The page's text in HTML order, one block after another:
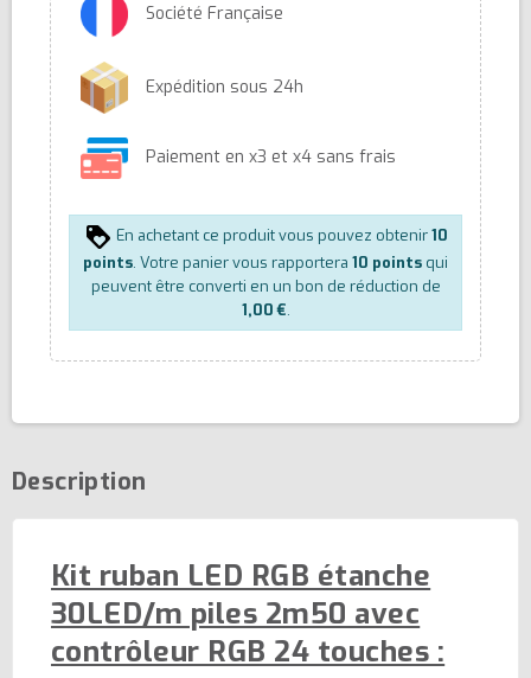
Société Française
Expédition sous 24h
Paiement en x3 et x4 sans frais
En achetant ce produit vous pouvez obtenir10
points. Votre panier vous rapportera 10 points qui
peuvent être converti en un bon de réduction de
1,00 €.
Description
Kit ruban LED RGB étanche
30LED/m piles 2m50 avec
contrôleur RGB 24 touches :